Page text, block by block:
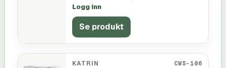
Logg inn
Se produkt
KATRIN CWS-106